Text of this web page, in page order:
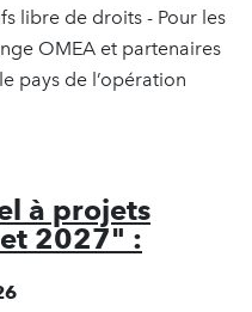
libre de droits - Pour les
OMEA et partenaires
pays de l’opération
à projets
2027" :